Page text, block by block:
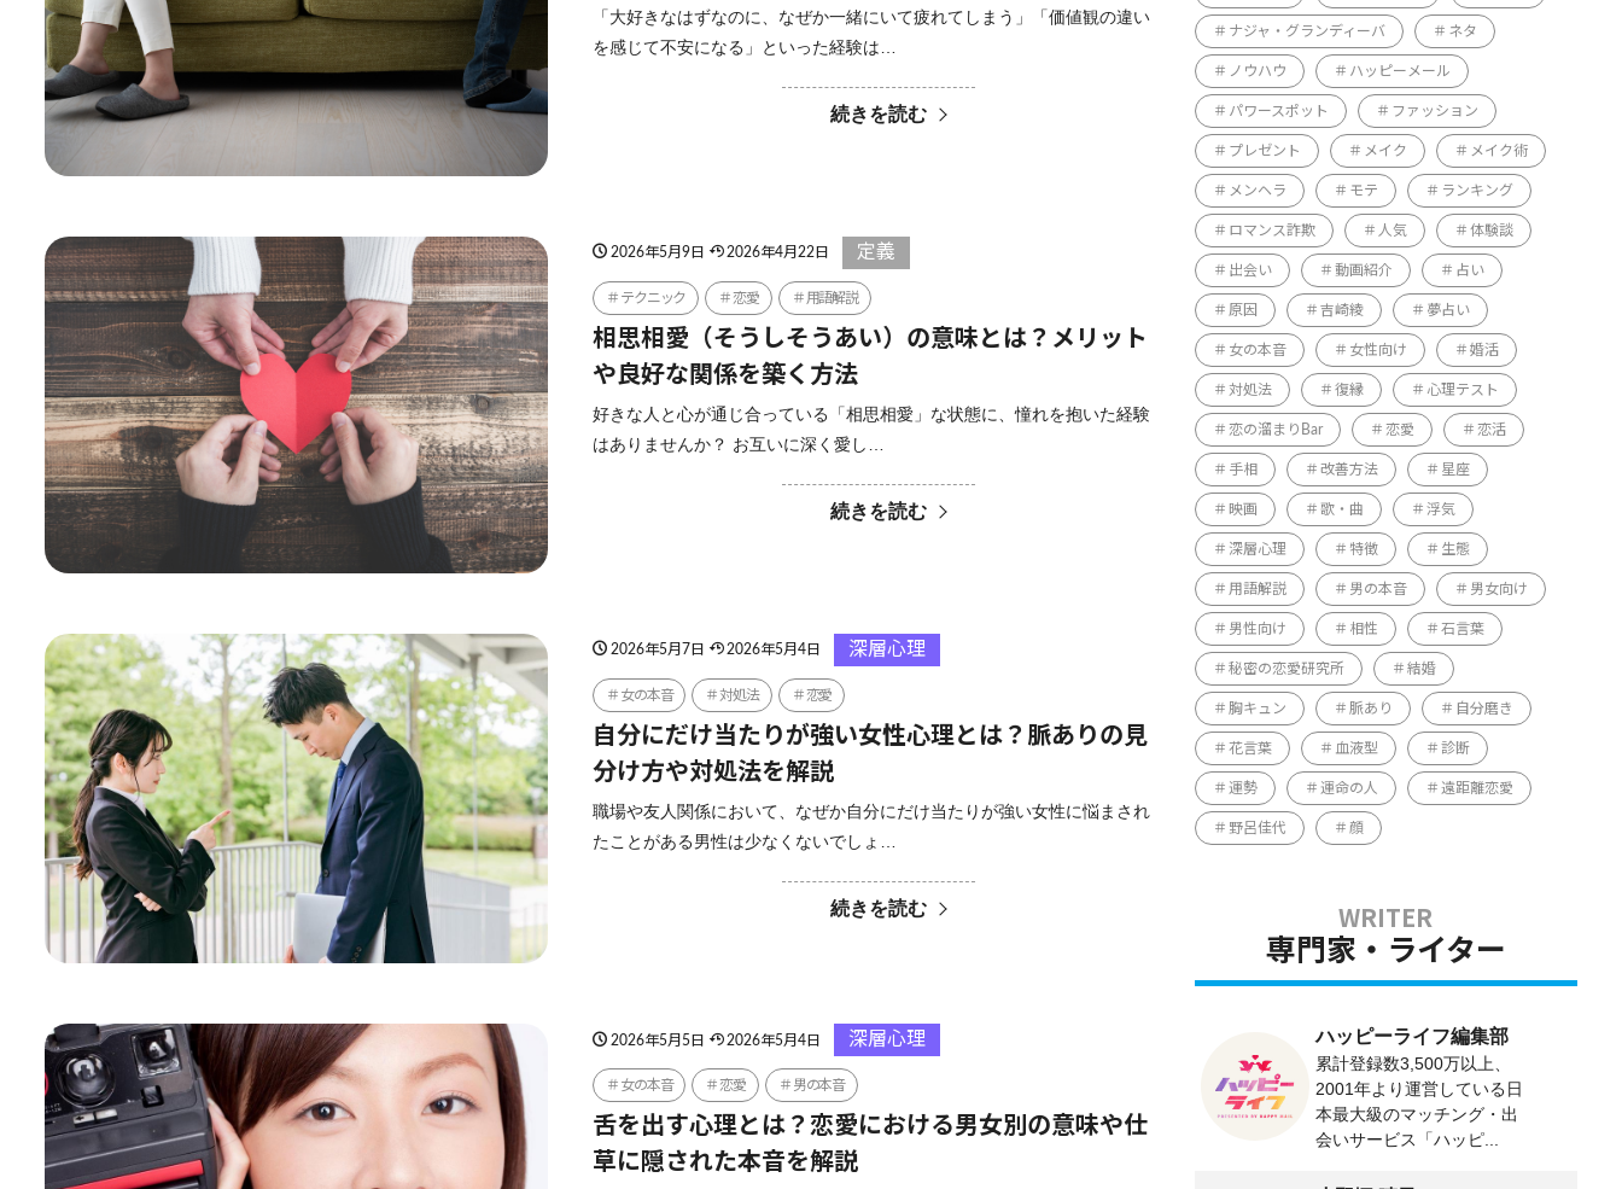
「大好きなはずなのに、なぜか一緒にいて疲れてしまう」「価値観の違い
を感じて不安になる」といった経験は…
続きを読む
2026年5月9日 2026年4月22日 定義
テクニック 恋愛 用語解説
相思相愛（そうしそうあい）の意味とは？メリット
や良好な関係を築く方法
好きな人と心が通じ合っている「相思相愛」な状態に、憧れを抱いた経験
はありませんか？ お互いに深く愛し…
続きを読む
2026年5月7日 2026年5月4日 深層心理
女の本音 対処法 恋愛
自分にだけ当たりが強い女性心理とは？脈ありの見
分け方や対処法を解説
職場や友人関係において、なぜか自分にだけ当たりが強い女性に悩まされ
たことがある男性は少なくないでしょ…
続きを読む
2026年5月5日 2026年5月4日 深層心理
女の本音 恋愛 男の本音
舌を出す心理とは？恋愛における男女別の意味や仕
草に隠された本音を解説
ナジャ・グランディーバ ネタ
ノウハウ ハッピーメール
パワースポット ファッション
プレゼント メイク メイク術
メンヘラ モテ ランキング
ロマンス詐欺 人気 体験談
出会い 動画紹介 占い
原因 吉崎綾 夢占い
女の本音 女性向け 婚活
対処法 復縁 心理テスト
恋の溜まりBar 恋愛 恋活
手相 改善方法 星座
映画 歌・曲 浮気
深層心理 特徴 生態
用語解説 男の本音 男女向け
男性向け 相性 石言葉
秘密の恋愛研究所 結婚
胸キュン 脈あり 自分磨き
花言葉 血液型 診断
運勢 運命の人 遠距離恋愛
野呂佳代 顔
専門家・ライター
ハッピーライフ編集部
累計登録数3,500万以上、
2001年より運営している日
本最大級のマッチング・出
会いサービス「ハッピ...